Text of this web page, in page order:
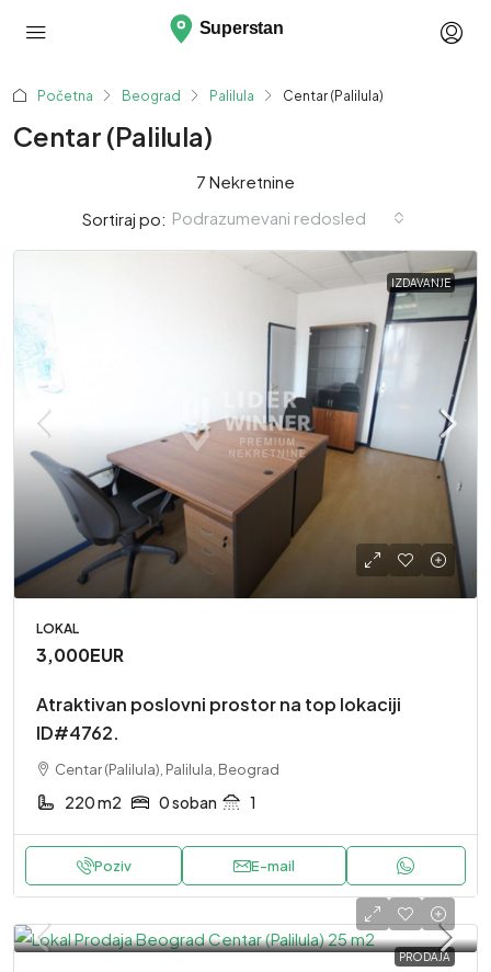
Početna Beograd Palilula Centar (Palilula)
Centar (Palilula)
7 Nekretnine
Sortiraj po: Podrazumevani redosled
IZDAVANJE
LOKAL
3,000EUR
Atraktivan poslovni prostor na top lokaciji
ID#4762.
Centar (Palilula), Palilula, Beograd
220 m2 0 soban 1
Poziv E-mail
PRODAJA